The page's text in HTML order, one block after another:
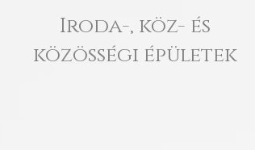
Iroda-, köz- és
közösségi épületek